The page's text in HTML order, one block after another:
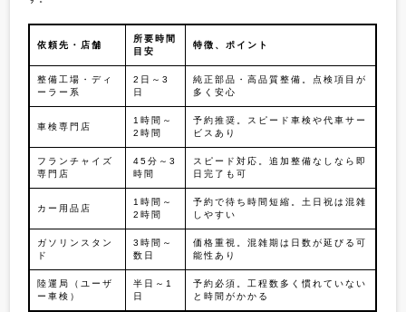
依頼先・店舗
所要時間
目安
特徴、ポイント
整備工場・ディ
ーラー系
2日～3
日
純正部品・高品質整備。点検項目が
多く安心
車検専門店
1時間～
2時間
予約推奨。スピード車検や代車サー
ビスあり
フランチャイズ
専門店
45分～3
時間
スピード対応。追加整備なしなら即
日完了も可
カー用品店
1時間～
2時間
予約で待ち時間短縮。土日祝は混雑
しやすい
ガソリンスタン
ド
3時間～
数日
価格重視。混雑期は日数が延びる可
能性あり
陸運局（ユーザ
ー車検）
半日～1
日
予約必須。工程数多く慣れていない
と時間がかかる